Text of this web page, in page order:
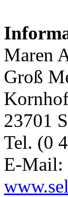
Maren
Groß
23701
Tel. (0
E-Mail: